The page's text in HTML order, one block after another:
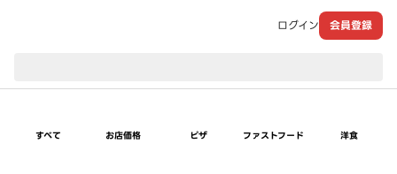
ログイン 会員登録
すべて お店価格 ピザ ファストフード 洋食